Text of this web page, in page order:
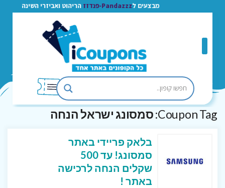
מבצעים לPandazzz-פנדזז הריהוט ואביזרי השינה
Coupon Tag: סמסונג ישראל הנחה
בלאק פריידי באתר
סמסונג! עד 500
שקלים הנחה לרכישה
באתר !